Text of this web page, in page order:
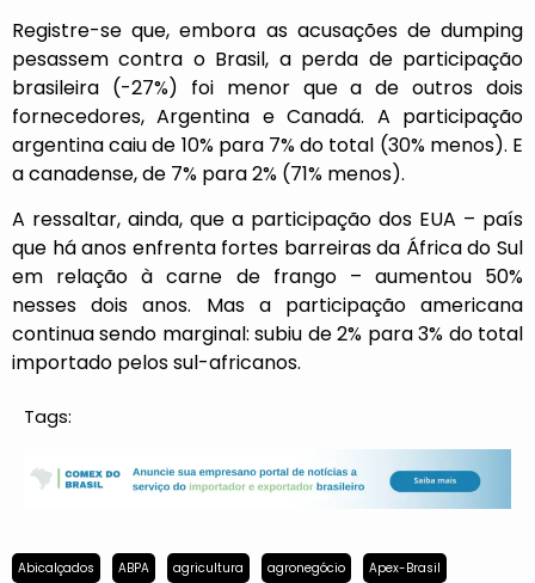
Registre-se que, embora as acusações de dumping
pesassem contra o Brasil, a perda de participação
brasileira (-27%) foi menor que a de outros dois
fornecedores, Argentina e Canadá. A participação
argentina caiu de 10% para 7% do total (30% menos). E
a canadense, de 7% para 2% (71% menos).
A ressaltar, ainda, que a participação dos EUA – país
que há anos enfrenta fortes barreiras da África do Sul
em relação à carne de frango – aumentou 50%
nesses dois anos. Mas a participação americana
continua sendo marginal: subiu de 2% para 3% do total
importado pelos sul-africanos.
Tags:
Abicalçados ABPA agricultura agronegócio Apex-Brasil